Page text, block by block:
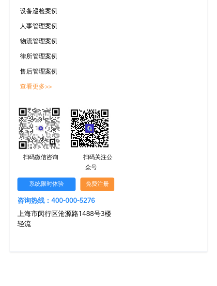
设备巡检案例
人事管理案例
物流管理案例
律所管理案例
售后管理案例
查看更多>>
扫码微信咨询
扫码关注公
众号
系统限时体验 免费注册
咨询热线：400-000-5276
上海市闵行区沧源路1488号3楼
轻流